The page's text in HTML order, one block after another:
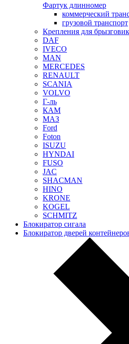
Фартук длинномер
коммерческий
грузовой транспорт
Крепления для
DAF
IVECO
MAN
MERCEDES
RENAULT
SCANIA
VOLVO
Г-ль
КАМ
МАЗ
Ford
Foton
ISUZU
HYNDAI
FUSO
JAC
SHACMAN
HINO
KRONE
KOGEL
SCHMITZ
Блокиратор сигала
Блокиратор дверей